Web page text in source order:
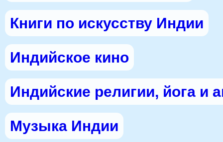
Книги по искусству Индии
Индийское кино
Индийские религии, йога и
Музыка Индии